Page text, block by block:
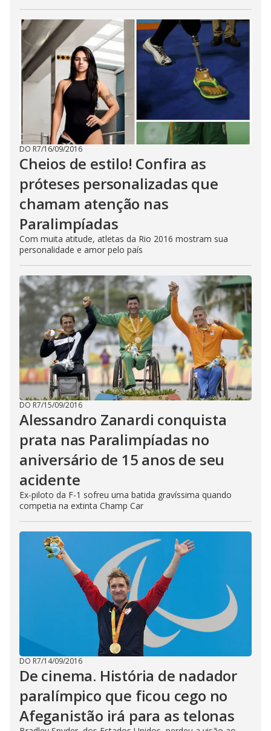
DO R7/16/09/2016
Cheios de estilo! Confira as
próteses personalizadas que
chamam atenção nas
Paralimpíadas
Com muita atitude, atletas da Rio 2016 mostram sua
personalidade e amor pelo país
DO R7/15/09/2016
Alessandro Zanardi conquista
prata nas Paralimpíadas no
aniversário de 15 anos de seu
acidente
Ex-piloto da F-1 sofreu uma batida gravíssima quando
competia na extinta Champ Car
DO R7/14/09/2016
De cinema. História de nadador
paralímpico que ficou cego no
Afeganistão irá para as telonas